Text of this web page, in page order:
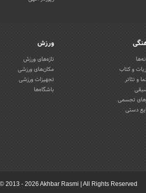
و کتاب
و تئاتر
تجسمی
دستی
ورزش
تازه‌های ورزش
مکان‌های ورزشی
تجهیزات ورزشی
باشگاه‌ها
2013 - 2026 Akhbar Rasmi All Rights Reserved